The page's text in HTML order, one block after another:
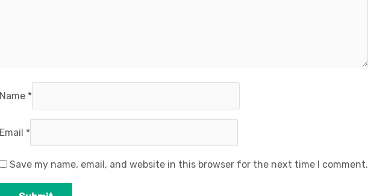
Name *
Email *
Save my name, email, and website in this browser for the next time I comment.